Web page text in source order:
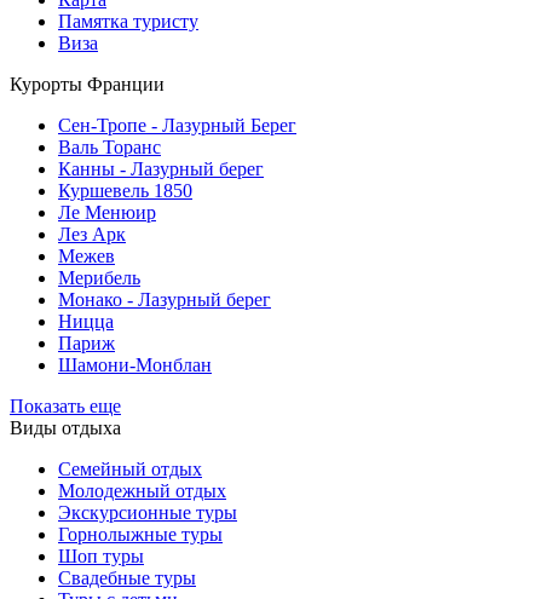
Памятка туристу
Виза
Курорты Франции
Cен-Тропе - Лазурный Берег
Валь Торанс
Канны - Лазурный берег
Куршевель 1850
Ле Менюир
Лез Арк
Межев
Мерибель
Монако - Лазурный берег
Ницца
Париж
Шамони-Монблан
Показать еще
Виды отдыха
Семейный отдых
Молодежный отдых
Экскурсионные туры
Горнолыжные туры
Шоп туры
Свадебные туры